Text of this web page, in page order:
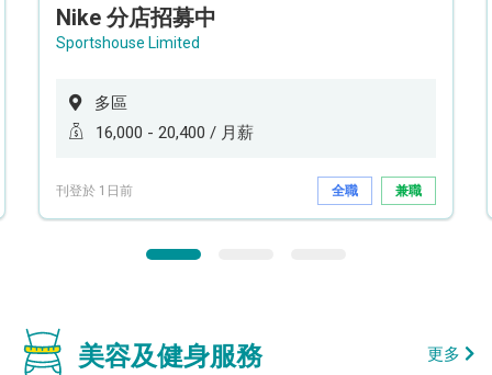
Nike 分店招募中
Sportshouse Limited
多區
16,000 - 20,400 / 月薪
刊登於 1日前 全職 兼職
美容及健身服務 更多